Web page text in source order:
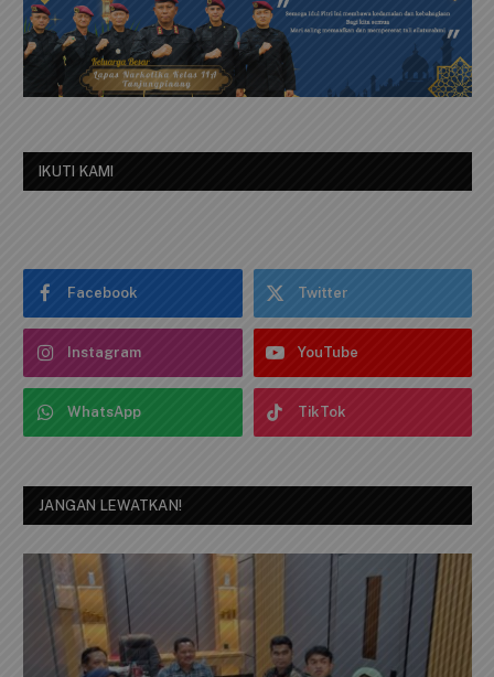
IKUTI KAMI
Facebook Twitter
Instagram YouTube
WhatsApp TikTok
JANGAN LEWATKAN!